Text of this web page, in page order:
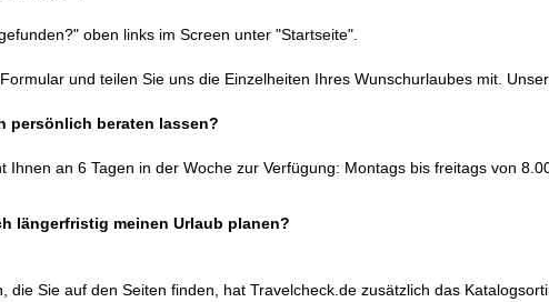
oben links im Screen unter "Startseite".
und teilen Sie uns die Einzelheiten Ihres Wunschurlaubes mit.
persönlich beraten lassen?
Ihnen an 6 Tagen in der Woche zur Verfügung: Montags bis freitags von
längerfristig meinen Urlaub planen?
die Sie auf den Seiten finden, hat Travelcheck.de zusätzlich das